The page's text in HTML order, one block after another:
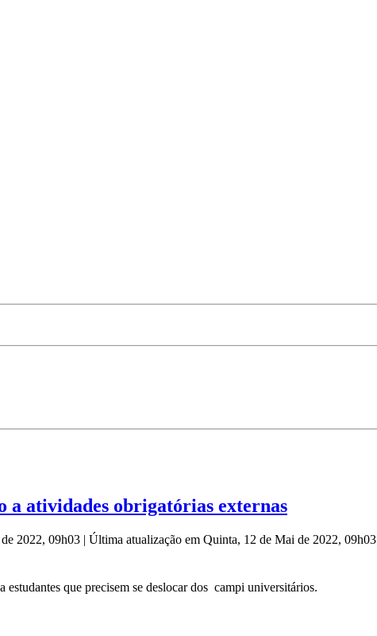
atividades obrigatórias externas
2022, 09h03 | Última atualização em Quinta, 12 de Mai de 2022, 09h03
que precisem se deslocar dos campi universitários.